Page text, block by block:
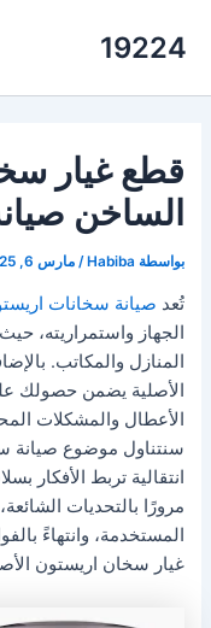
19224
قطع غيار
الساخن صيانة
بواسطة Habiba
/مارس 6, 2025
تُعد صيانة سخانات
الجهاز واستمراريته،
المنازل والمكاتب.
الأصلية يضمن حصولك
الأعطال والمشكلات
سنتناول موضوع صيانة
انتقالية تربط الأفكار
مرورًا بالتحديات
المستخدمة، وانتهاءً
غيار سخان اريستون